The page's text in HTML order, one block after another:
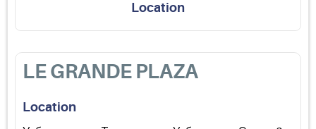
Location
LE GRANDE PLAZA
Location